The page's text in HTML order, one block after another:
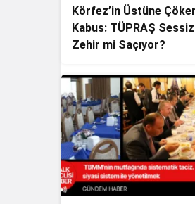
Körfez’in Üstüne
Kabus: TÜPRAŞ
Zehir mi Saçıyor?